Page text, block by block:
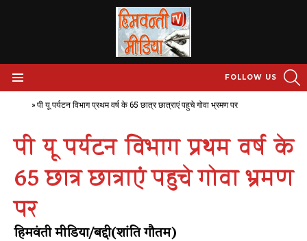
FOLLOW US
» पी यू पर्यटन विभाग प्रथम वर्ष के 65 छात्र छात्राएं पहुचे गोवा भ्रमण पर
पी यू पर्यटन विभाग प्रथम वर्ष के
65 छात्र छात्राएं पहुचे गोवा भ्रमण
पर
हिमवंती मीडिया/बद्दी(शांति गौतम)